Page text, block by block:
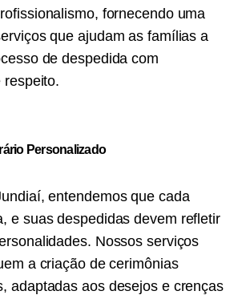
fornecendo uma
que ajudam as famílias a
de despedida com
respeito.
Personalizado
entendemos que cada
e suas despedidas devem refletir
Nossos serviços
a criação de cerimônias
adaptadas aos desejos e crenças